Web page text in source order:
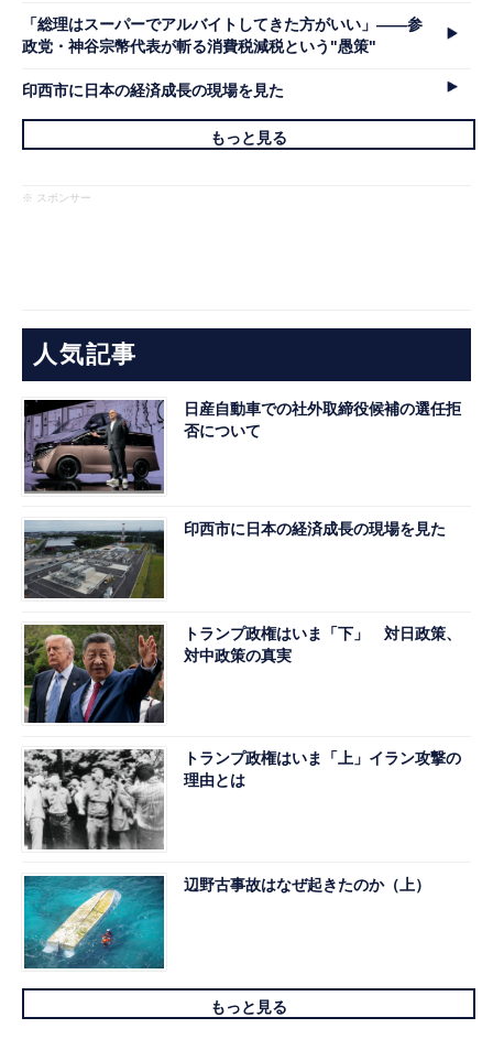
「総理はスーパーでアルバイトしてきた方がいい」――参
政党・神谷宗幣代表が斬る消費税減税という"愚策"
印西市に日本の経済成長の現場を見た
もっと見る
※ スポンサー
人気記事
日産自動車での社外取締役候補の選任拒
否について
印西市に日本の経済成長の現場を見た
トランプ政権はいま「下」 対日政策、
対中政策の真実
トランプ政権はいま「上」イラン攻撃の
理由とは
辺野古事故はなぜ起きたのか（上）
もっと見る